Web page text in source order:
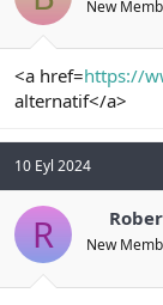
New
<a href=https://
alternatif</a>
10 Eyl 2024
R New